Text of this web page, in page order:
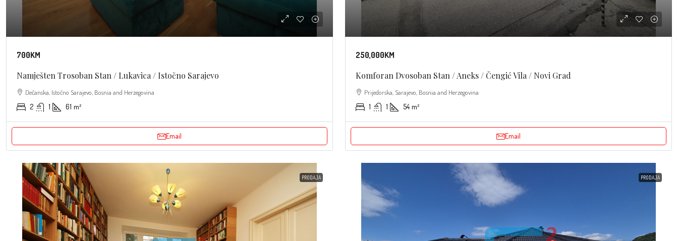
700KM
Namješten Trosoban Stan / Lukavica / Istočno Sarajevo
Dečanska, Istočno Sarajevo, Bosnia and Herzegovina
2 1 61 m²
Email
250,000KM
Komforan Dvosoban Stan / Aneks / Čengić Vila / Novi Grad
Prijedorska, Sarajevo, Bosnia and Herzegovina
1 1 54 m²
Email
PRODAJA PRODAJA